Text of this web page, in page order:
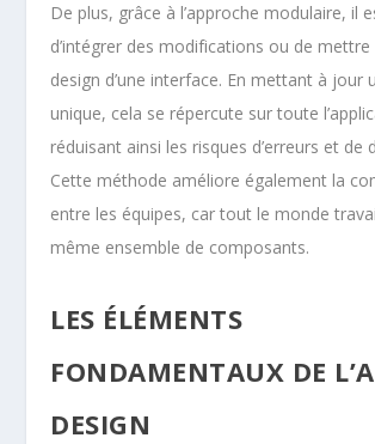
De plus, grâce à l’approche modulaire, il
d’intégrer des modifications ou de
design d’une interface. En mettant à jour
unique, cela se répercute sur toute
réduisant ainsi les risques d’erreurs et de
Cette méthode améliore également la
entre les équipes, car tout le monde
même ensemble de composants.
LES ÉLÉMENTS
FONDAMENTAUX DE
DESIGN